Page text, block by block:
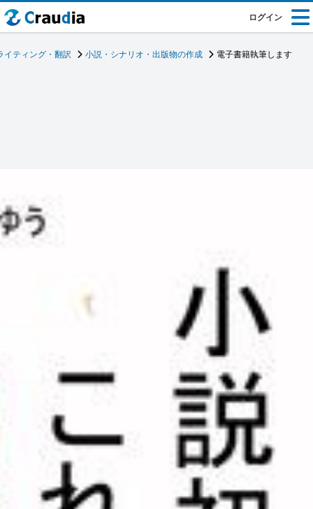
ログイン
イティング・翻訳 小説・シナリオ・出版物の作成 電子書籍執筆します